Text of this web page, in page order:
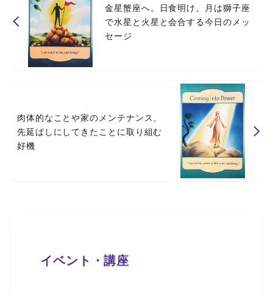
金星蟹座へ。日食明け。月は獅子座
で水星と火星と会合する今日のメッ
セージ
肉体的なことや家のメンテナンス、
先延ばしにしてきたことに取り組む
好機
イベント・講座